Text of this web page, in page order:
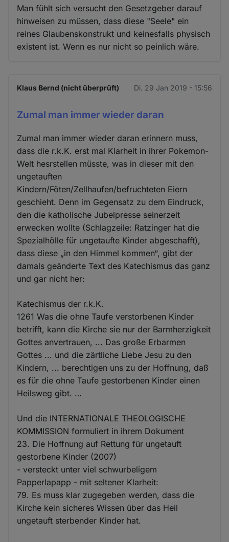
Man fühlt sich versucht den Gesetzgeber darauf
hinweisen zu müssen, dass diese "Seele" ein
reines Glaubenskonstrukt und keinesfalls physisch
existent ist. Wenn es nur nicht so peinlich wäre.
Klaus Bernd (nicht überprüft) Di. 29 Jan 2019 - 15:56
Zumal man immer wieder daran
Zumal man immer wieder daran erinnern muss,
dass die r.k.K. erst mal Klarheit in ihrer Pokemon-
Welt hesrstellen müsste, was in dieser mit den
ungetauften
Kindern/Föten/Zellhaufen/befruchteten Eiern
geschieht. Denn im Gegensatz zu dem Eindruck,
den die katholische Jubelpresse seinerzeit
erwecken wollte (Schlagzeile: Ratzinger hat die
Spezialhölle für ungetaufte Kinder abgeschafft),
dass diese „in den Himmel kommen“, gibt der
damals geänderte Text des Katechismus das ganz
und gar nicht her:
Katechismus der r.k.K.
1261 Was die ohne Taufe verstorbenen Kinder
betrifft, kann die Kirche sie nur der Barmherzigkeit
Gottes anvertrauen, ... Das große Erbarmen
Gottes ... und die zärtliche Liebe Jesu zu den
Kindern, ... berechtigen uns zu der Hoffnung, daß
es für die ohne Taufe gestorbenen Kinder einen
Heilsweg gibt. …
Und die INTERNATIONALE THEOLOGISCHE
KOMMISSION formuliert in ihrem Dokument
23. Die Hoffnung auf Rettung für ungetauft
gestorbene Kinder (2007)
- versteckt unter viel schwurbeligem
Papperlapapp - mit seltener Klarheit:
79. Es muss klar zugegeben werden, dass die
Kirche kein sicheres Wissen über das Heil
ungetauft sterbender Kinder hat.